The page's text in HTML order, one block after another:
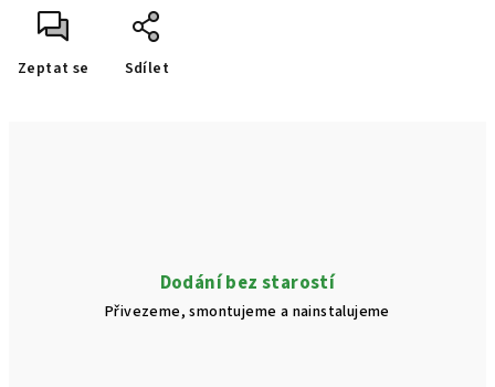
Zeptat se Sdílet
Dodání bez starostí
Přivezeme, smontujeme a nainstalujeme